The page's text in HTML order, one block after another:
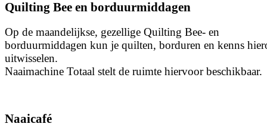
Quilting Bee en borduurmiddagen
Op de maandelijkse, gezellige Quilting Bee- en
borduurmiddagen kun je quilten, borduren en kenns
uitwisselen.
Naaimachine Totaal stelt de ruimte hiervoor beschikbaar.
Naaicafé